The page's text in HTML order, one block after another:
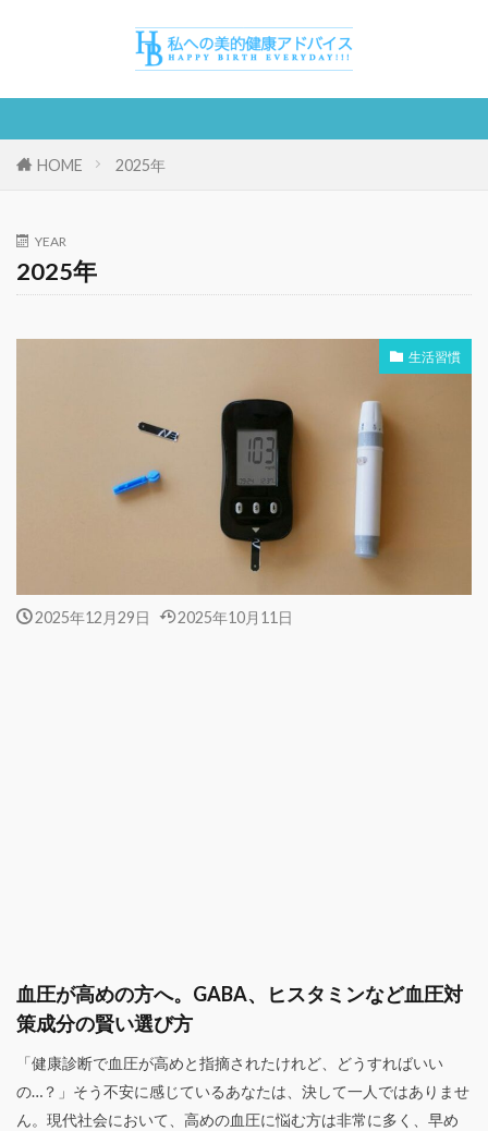
HOME 2025年
YEAR
2025年
生活習慣
2025年12月29日 2025年10月11日
血圧が高めの方へ。GABA、ヒスタミンなど血圧対
策成分の賢い選び方
「健康診断で血圧が高めと指摘されたけれど、どうすればいい
の…？」そう不安に感じているあなたは、決して一人ではありませ
ん。現代社会において、高めの血圧に悩む方は非常に多く、早め